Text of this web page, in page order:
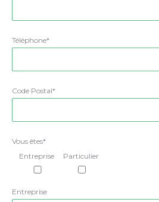
Téléphone*
Code Postal*
Vous êtes*
Entreprise
Particulier
Entreprise